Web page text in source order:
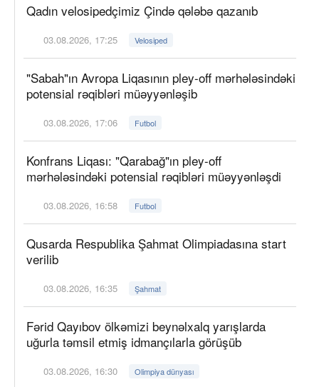
Qadın velosipedçimiz Çində qələbə qazanıb
03.08.2026, 17:25 Velosiped
"Sabah"ın Avropa Liqasının pley-off mərhələsindəki
potensial rəqibləri müəyyənləşib
03.08.2026, 17:06 Futbol
Konfrans Liqası: "Qarabağ"ın pley-off
mərhələsindəki potensial rəqibləri müəyyənləşdi
03.08.2026, 16:58 Futbol
Qusarda Respublika Şahmat Olimpiadasına start
verilib
03.08.2026, 16:35 Şahmat
Fərid Qayıbov ölkəmizi beynəlxalq yarışlarda
uğurla təmsil etmiş idmançılarla görüşüb
03.08.2026, 16:30 Olimpiya dünyası